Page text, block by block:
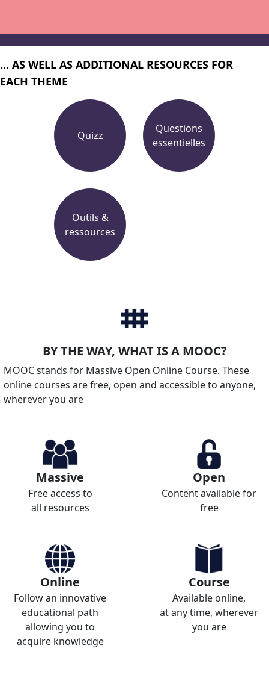
... AS WELL AS ADDITIONAL RESOURCES FOR
EACH THEME
Quizz
Questions
essentielles
Outils &
ressources
BY THE WAY, WHAT IS A MOOC?
MOOC stands for Massive Open Online Course. These
online courses are free, open and accessible to anyone,
wherever you are
Massive
Free access to
all resources
Open
Content available for
free
Online
Follow an innovative
educational path
allowing you to
acquire knowledge
Course
Available online,
at any time, wherever
you are